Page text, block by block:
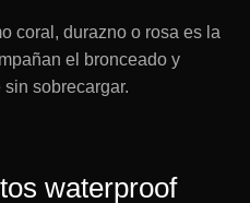
coral, durazno o rosa es la
el bronceado y
sobrecargar.
waterproof